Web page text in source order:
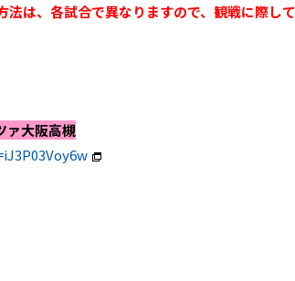
は、各試合で異なりますので、観戦に際して
大阪高槻